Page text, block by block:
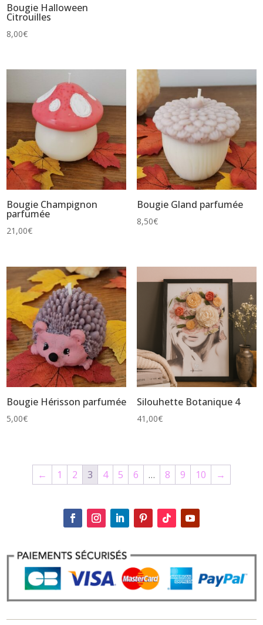
Bougie Halloween
Citrouilles
8,00€
Bougie Champignon
parfumée
21,00€
Bougie Gland parfumée
8,50€
Bougie Hérisson parfumée
5,00€
Silouhette Botanique 4
41,00€
← 1 2 3 4 5 6 … 8 9 10 →